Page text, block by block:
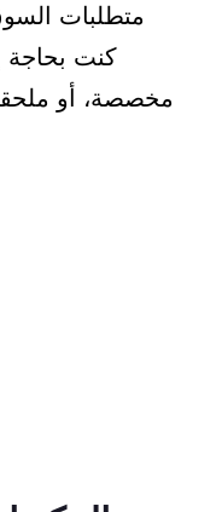
متطلبات
كنت بحاجة
مخصصة، أو